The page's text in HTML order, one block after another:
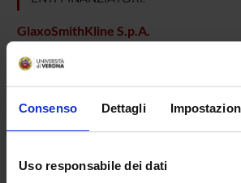
Consenso Dettagli
Uso responsabile dei dati
GlaxoSmithKline S.p.A.
PARTECIPANTI AL PROGETTO
Tecnico-Amministrativo